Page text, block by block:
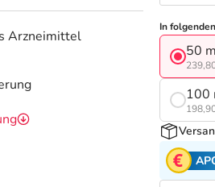
Arzneimittel
In
50
100